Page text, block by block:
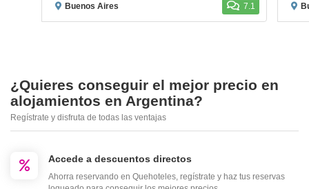
Buenos Aires 7.1
¿Quieres conseguir el mejor precio en
alojamientos en Argentina?
Regístrate y disfruta de todas las ventajas
Accede a descuentos directos
Ahorra reservando en Quehoteles, regístrate y haz tus reservas